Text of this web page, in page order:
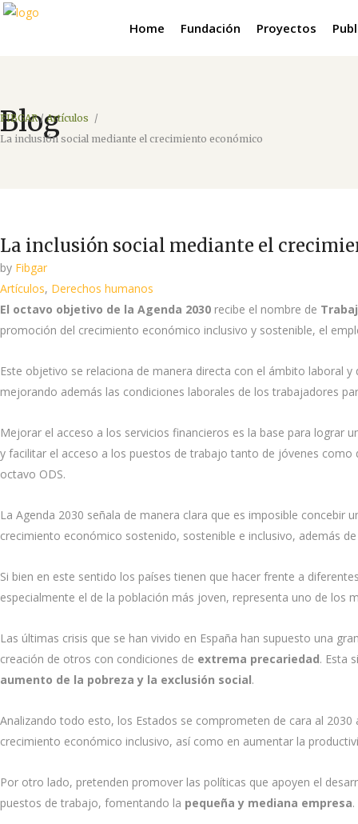
Home Fundación Proyectos
Blog
FIBGAR/Artículos /
La inclusión social mediante el crecimiento económico
La inclusión social mediante el
by Fibgar
Artículos, Derechos humanos
El octavo objetivo de la Agenda 2030 recibe el nombre de
promoción del crecimiento económico inclusivo y sostenible, el
Este objetivo se relaciona de manera directa con el ámbito laboral
mejorando además las condiciones laborales de los trabajadores
Mejorar el acceso a los servicios financieros es la base para lograr
y facilitar el acceso a los puestos de trabajo tanto de jóvenes
octavo ODS.
La Agenda 2030 señala de manera clara que es imposible
crecimiento económico sostenido, sostenible e inclusivo, además
Si bien en este sentido los países tienen que hacer frente a
especialmente el de la población más joven, representa uno de los
Las últimas crisis que se han vivido en España han supuesto una
creación de otros con condiciones de extrema precariedad. Esta
aumento de la pobreza y la exclusión social.
Analizando todo esto, los Estados se comprometen de cara al
crecimiento económico inclusivo, así como en aumentar la
Por otro lado, pretenden promover las políticas que apoyen el
puestos de trabajo, fomentando la pequeña y mediana empresa.